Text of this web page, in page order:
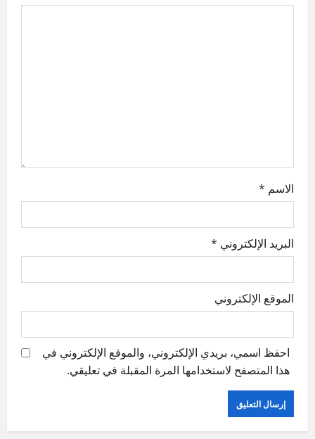
n
الاسم *
البريد الإلكتروني *
الموقع الإلكتروني
احفظ اسمي، بريدي الإلكتروني، والموقع الإلكتروني في
هذا المتصفح لاستخدامها المرة المقبلة في تعليقي.